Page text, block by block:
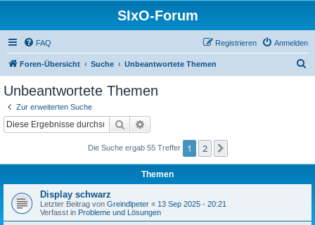
SIxO-Forum
FAQ Anmelden
Registrieren
Foren-Übersicht Suche Unbeantwortete Themen
Unbeantwortete Themen
Zur erweiterten Suche
Suche
Die Suche ergab 55 Treffer 1 2
Themen
Display schwarz
Letzter Beitrag von Greindlpeter « 13 Sep 2025 - 20:21
Verfasst in Probleme und Lösungen